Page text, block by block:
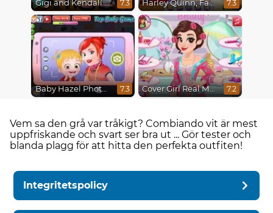
Gigi and Kendall Fashionistas 7.3 Harley Quinn, Fashionista on the Cover 7.3
Baby Hazel Photoshoot 7.3 Cover Girl Real Makeover 7.2
Vem sa den grå var tråkigt? Combiando vit är mest
uppfriskande och svart ser bra ut ... Gör tester och
blanda plagg för att hitta den perfekta outfiten!
Integritetspolicy